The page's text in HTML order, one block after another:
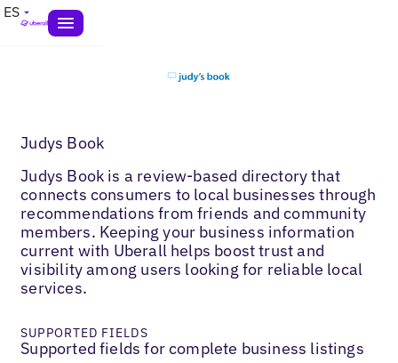
ES
Judys Book
Judys Book is a review-based directory that
connects consumers to local businesses through
recommendations from friends and community
members. Keeping your business information
current with Uberall helps boost trust and
visibility among users looking for reliable local
services.
SUPPORTED FIELDS
Supported fields for complete business listings